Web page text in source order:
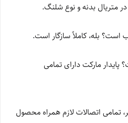
پایدار مارکت دارای تمامی
تمامی اتصالات لازم همراه محصول